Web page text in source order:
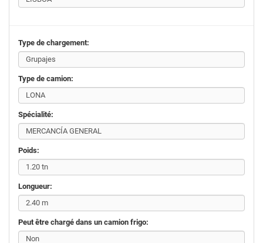
Type de chargement:
Type de camion:
Spécialité:
Poids:
Longueur:
Peut être chargé dans un camion frigo: